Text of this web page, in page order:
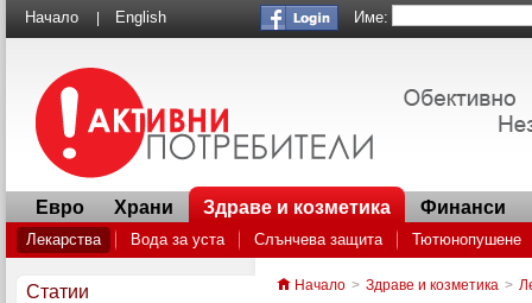
Начало English Име:
Евро Храни Здраве и козметика
Лекарства Вода за уста Слънчева защита
Тютюнопушене
Генеричните лекарства: как да спестим пари в аптеката
Финанси
Статии Начало > Здраве и козметика >